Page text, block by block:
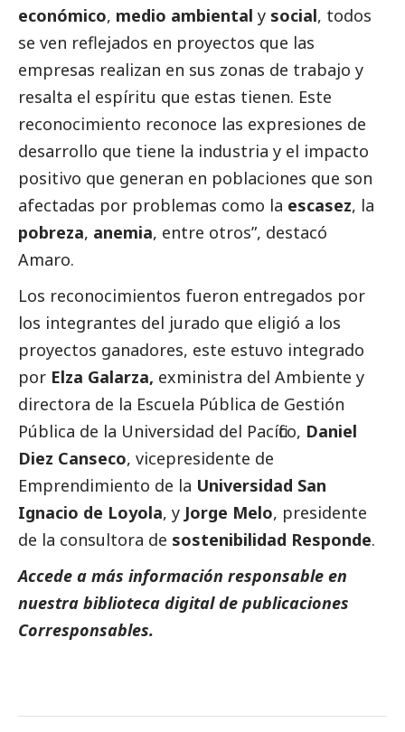
económico, medio ambiental y social, todos
se ven reflejados en proyectos que las
empresas realizan en sus zonas de trabajo y
resalta el espíritu que estas tienen. Este
reconocimiento reconoce las expresiones de
desarrollo que tiene la industria y el impacto
positivo que generan en poblaciones que son
afectadas por problemas como la escasez, la
pobreza, anemia, entre otros”, destacó
Amaro.
Los reconocimientos fueron entregados por
los integrantes del jurado que eligió a los
proyectos ganadores, este estuvo integrado
por Elza Galarza, exministra del Ambiente y
directora de la Escuela Pública de Gestión
Pública de la Universidad del Pacífico, Daniel
Diez Canseco, vicepresidente de
Emprendimiento de la Universidad San
Ignacio de Loyola, y Jorge Melo, presidente
de la consultora de sostenibilidad Responde.
Accede a más información responsable en
nuestra biblioteca digital de publicaciones
Corresponsables.